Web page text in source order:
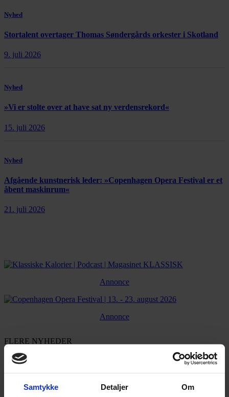
Samtykke Detaljer Om
Nyhed
Stortalent overtager Thomas Søndergårds orkester i Skotland
9. juli 2026
Nyhed
»Vi er stolte over at have sat ny verdensrekord«
15. juli 2026
Nyhed
Afgående kunstnerisk leder: »Copenhagen Opera Festival er et
åbent maskinrum«
21. juli 2026
Annonce
Annonce
FLERE NYHEDER